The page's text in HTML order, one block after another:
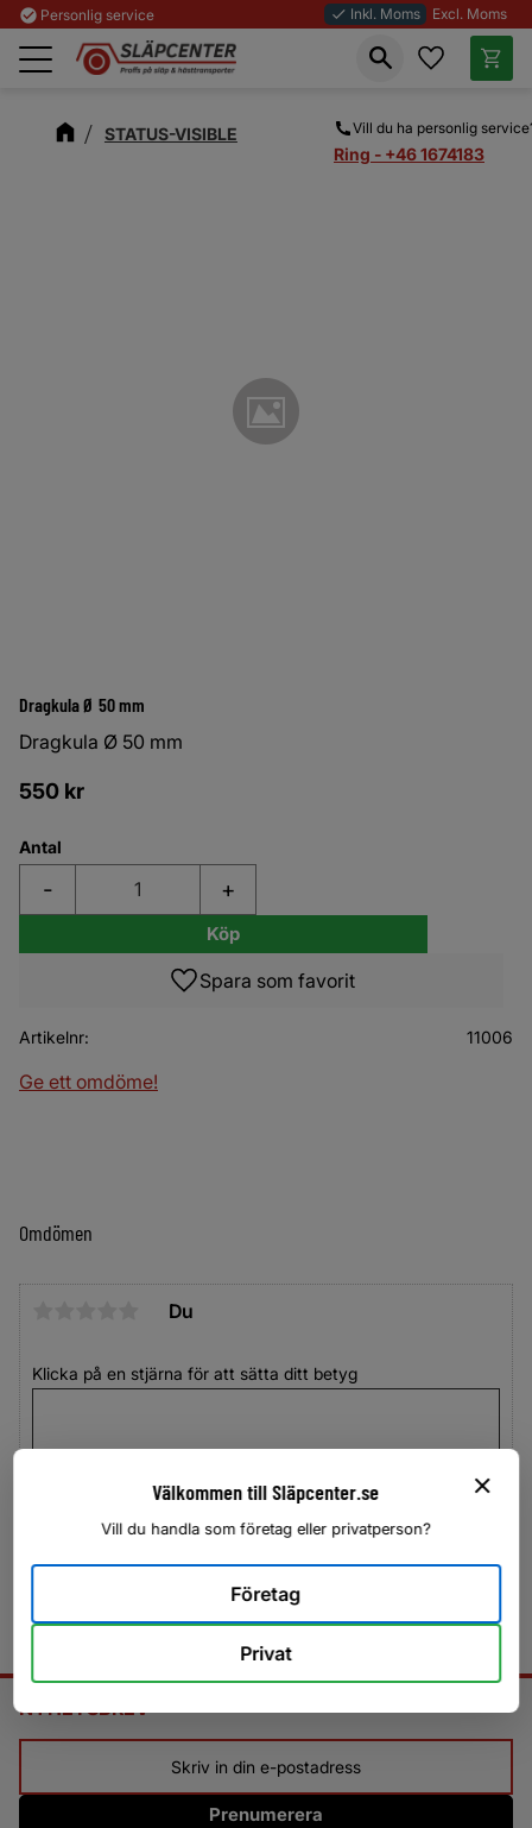
Meny
check_circle Personlig service done Inkl. Moms Excl. Moms
Vill du ha personlig
Ring - +46 1674183
Favoriter
STATUS-VISIBLE
Dragkula Ø 50 mm
Dragkula Ø 50 mm
550 kr
Antal
+
-
Köp
Lägg till i favoriter
Artikelnr 11006
Ge ett omdöme!
Omdömen
Du
Klicka på en stjärna för att sätta ditt betyg
NYHETSBREV
Prenumerera
Välkommen till Släpcenter.se
Vill du handla som företag eller privatperson?
Företag
Privat